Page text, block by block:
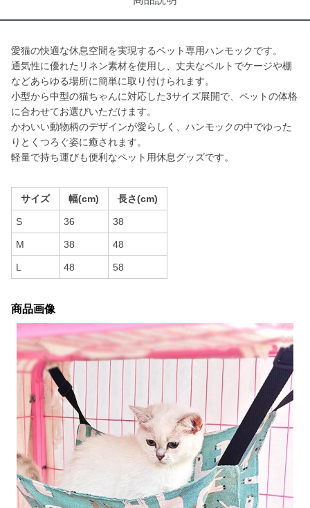
愛猫の快適な休息空間を実現するペット専用ハンモックです。
通気性に優れたリネン素材を使用し、丈夫なベルトでケージや棚
などあらゆる場所に簡単に取り付けられます。
小型から中型の猫ちゃんに対応した3サイズ展開で、ペットの体格
に合わせてお選びいただけます。
かわいい動物柄のデザインが愛らしく、ハンモックの中でゆった
りとくつろぐ姿に癒されます。
軽量で持ち運びも便利なペット用休息グッズです。
サイズ 幅(cm) 長さ(cm)
S 36 38
M 38 48
L 48 58
商品画像